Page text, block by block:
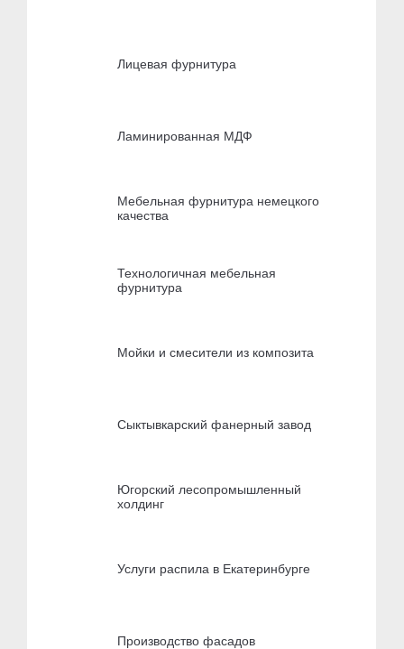
Лицевая фурнитура
Ламинированная МДФ
Мебельная фурнитура немецкого
качества
Технологичная мебельная
фурнитура
Мойки и смесители из композита
Сыктывкарский фанерный завод
Югорский лесопромышленный
холдинг
Услуги распила в Екатеринбурге
Производство фасадов